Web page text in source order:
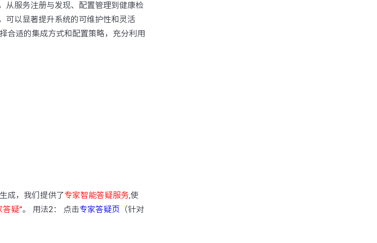
从服务注册与发现、配置管理到健康检
可以显著提升系统的可维护性和灵活
合适的集成方式和配置策略，充分利用
成，我们提供了专家智能答疑服务,使
答疑“。 用法2： 点击专家答疑页 （针对